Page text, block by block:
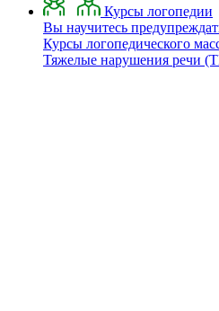
Курсы логопедии
Вы научитесь
Курсы логопедического
Тяжелые нарушения речи